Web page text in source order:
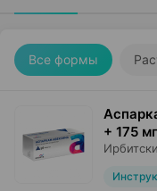
Все формы
+ 175 мг